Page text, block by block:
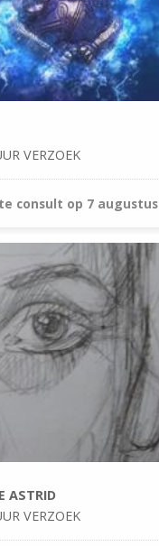
VERZOEK
consult op 7 augustus
ASTRID
VERZOEK